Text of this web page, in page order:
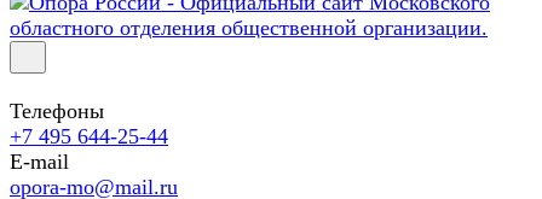
Телефоны
+7 495 644-25-44
E-mail
opora-mo@mail.ru